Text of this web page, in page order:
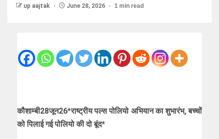
up aajtak June 28, 2026 1 min read
कौशाम्बी28जून26*राष्ट्रीय पल्स पोलियो अभियान का शुभारंभ, बच्चों
को पिलाई गई पोलियो की दो बूंद*